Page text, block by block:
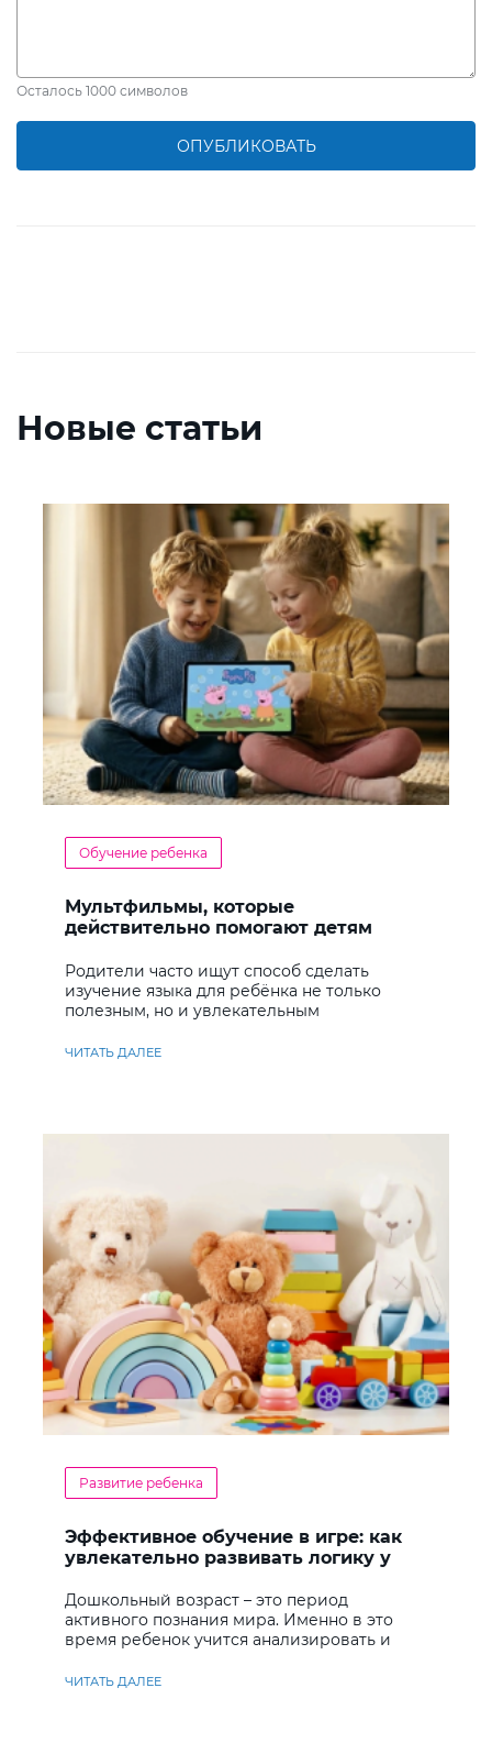
Осталось 1000 символов
ОПУБЛИКОВАТЬ
Новые статьи
Обучение ребенка
Мультфильмы, которые
действительно помогают детям
Родители часто ищут способ сделать
изучение языка для ребёнка не только
полезным, но и увлекательным
ЧИТАТЬ ДАЛЕЕ
Развитие ребенка
Эффективное обучение в игре: как
увлекательно развивать логику у
Дошкольный возраст – это период
активного познания мира. Именно в это
время ребенок учится анализировать и
ЧИТАТЬ ДАЛЕЕ